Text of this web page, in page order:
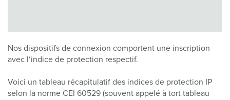
Nos dispositifs de connexion comportent une inscription
avec l‘indice de protection respectif.
Voici un tableau récapitulatif des indices de protection IP
selon la norme CEI 60529 (souvent appelé à tort tableau